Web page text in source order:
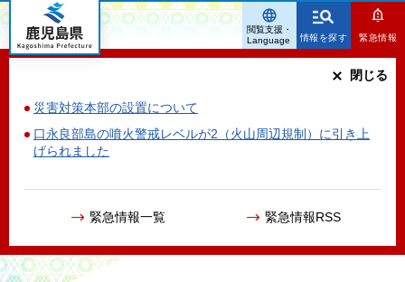
鹿児島県
情報を探す 緊急情報
災害対策本部の設置について
口永良部島の噴火警戒レベルが2（火山周辺規制）に引き上
げられました
緊急情報一覧 緊急情報RSS
閉じる
閲覧支援・
Language